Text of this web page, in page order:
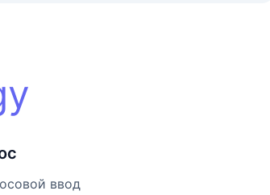
ввод